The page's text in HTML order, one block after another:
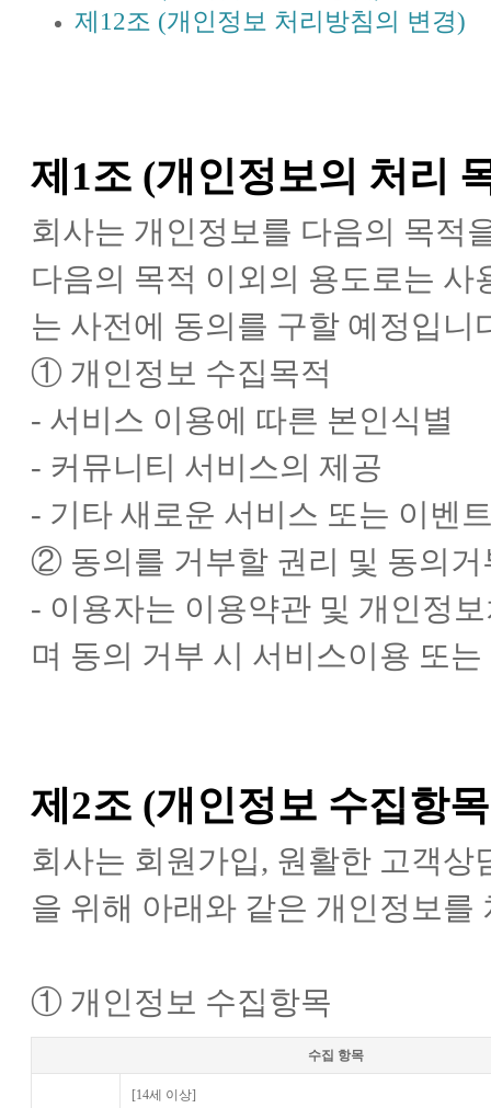
제12조 (개인정보 처리방침의 변경)
제1조 (개인정보의 처리
회사는 개인정보를 다음의 목적
다음의 목적 이외의 용도로는
는 사전에 동의를 구할 예정입니
① 개인정보 수집목적
- 서비스 이용에 따른 본인식별
- 커뮤니티 서비스의 제공
- 기타 새로운 서비스 또는 이벤
② 동의를 거부할 권리 및 동의거
- 이용자는 이용약관 및 개인정
며 동의 거부 시 서비스이용 또
제2조 (개인정보 수집항
회사는 회원가입, 원활한 고객
을 위해 아래와 같은 개인정보를
① 개인정보 수집항목
수집 항목
[14세 이상]